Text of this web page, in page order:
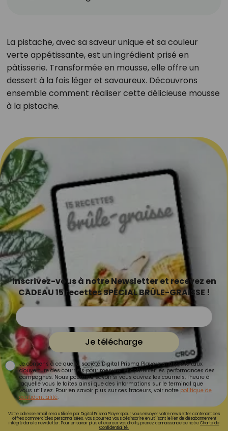
La pistache, avec sa saveur unique et sa couleur
verte appétissante, est un ingrédient prisé en
pâtisserie. Transformée en mousse, elle offre un
dessert à la fois léger et savoureux. Découvrons
ensemble comment réaliser cette délicieuse mousse
à la pistache.​
Inscrivez-vous à notre Newsletter et recevez en
CADEAU 15 recettes SPÉCIAL BRÛLE-GRAISSE !
Je télécharge
Je consens à ce que la société Digital Prisma Players analyse le taux
d'ouverture des courriels pour mesurer et optimiser les performances des
campagnes. Nous pourrons savoir si vous ouvrez les courriels, l'heure à
laquelle vous le faites ainsi que des informations sur le terminal que
vous utilisez. Pour en savoir plus sur ces traceurs, voir notre politique de
confidentialité.
Votre adresse email sera utilisée par Digital Prisma Playerspour vous envoyer votre newsletter contenant des
offres commerciales personnalisées. Vous pourrez vous désinscrire en utilisant le lien de désabonnement
intégré dans la newsletter. Pour en savoir plus et exercer vos droits, prenez connaissance de notreCharte de
Confidentialité.